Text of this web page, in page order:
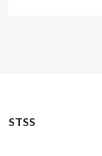
STSS